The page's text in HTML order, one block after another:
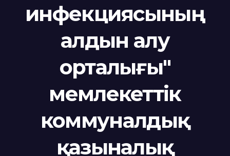
инфекциясының
алдын алу
орталығы"
мемлекеттік
коммуналдық
қазыналық